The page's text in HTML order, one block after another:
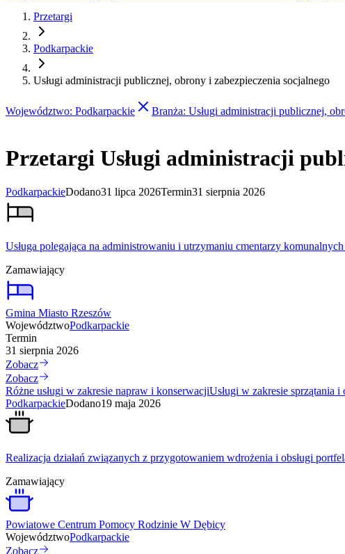
Przetargi
Podkarpackie
Usługi administracji publicznej, obrony i zabezpieczenia socjalnego
Województwo: Podkarpackie Branża: Usługi administracji publicznej,
Przetargi Usługi administracji
PodkarpackieDodano31 lipca 2026Termin31 sierpnia 2026
Usługa polegająca na administrowaniu i utrzymaniu cmentarzy
Zamawiający
Gmina Miasto Rzeszów
WojewództwoPodkarpackie
Termin
31 sierpnia 2026
Zobacz
Zobacz
Różne usługi w zakresie napraw i konserwacjiUsługi w zakresie sprzątania i
PodkarpackieDodano19 maja 2026
Realizacja działań związanych z przygotowaniem wdrożenia i obsługi
Zamawiający
Powiatowe Centrum Pomocy Rodzinie W Dębicy
WojewództwoPodkarpackie
Zobacz